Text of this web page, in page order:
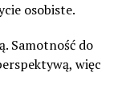
osobiste.
Samotność do
więc